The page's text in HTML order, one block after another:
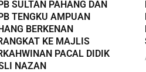
SULTAN PAHANG DAN
TENGKU AMPUAN
BERKENAN
KE MAJLIS
PACAL DIDIK
NAZAN